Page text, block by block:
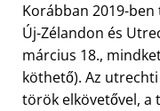
Korábban 2019-
Új-Zélandon és
március 18.,
köthető). Az
török elkövetővel, a